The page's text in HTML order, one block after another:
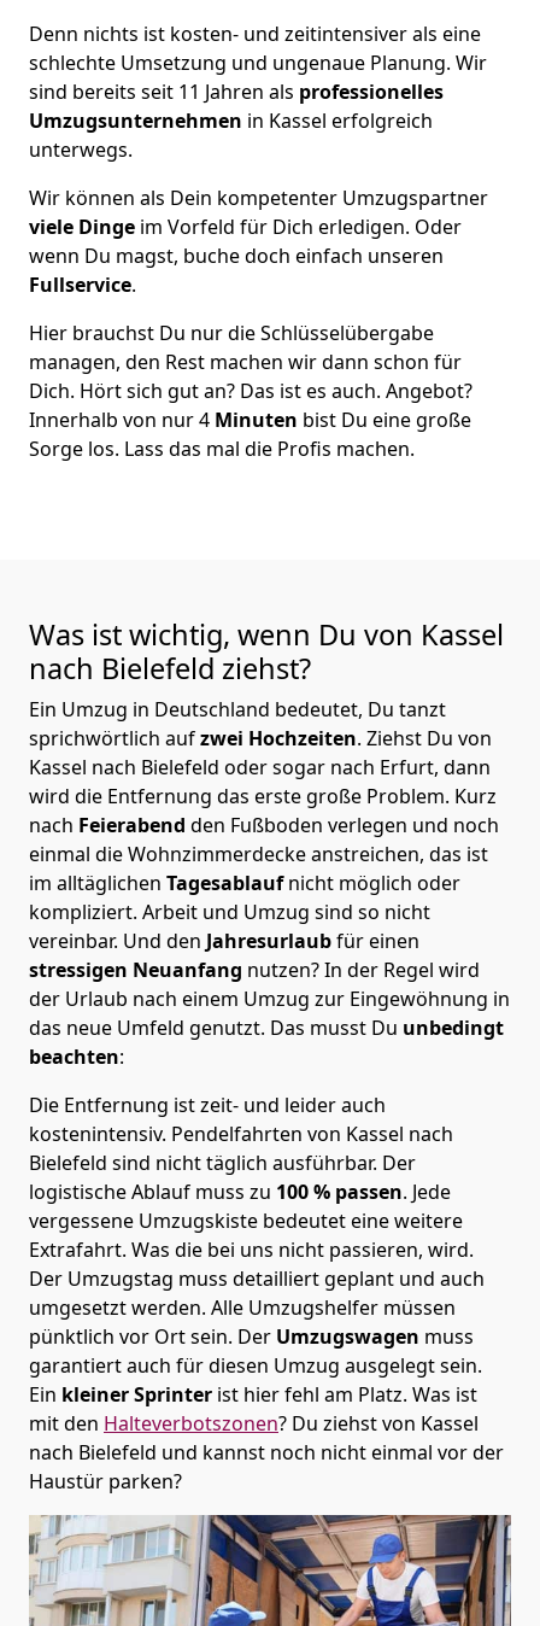
Denn nichts ist kosten- und zeitintensiver als eine
schlechte Umsetzung und ungenaue Planung. Wir
sind bereits seit 11 Jahren als professionelles
Umzugsunternehmen in Kassel erfolgreich
unterwegs.
Wir können als Dein kompetenter Umzugspartner
viele Dinge im Vorfeld für Dich erledigen. Oder
wenn Du magst, buche doch einfach unseren
Fullservice.
Hier brauchst Du nur die Schlüsselübergabe
managen, den Rest machen wir dann schon für
Dich. Hört sich gut an? Das ist es auch. Angebot?
Innerhalb von nur 4 Minuten bist Du eine große
Sorge los. Lass das mal die Profis machen.
Was ist wichtig, wenn Du von Kassel
nach Bielefeld ziehst?
Ein Umzug in Deutschland bedeutet, Du tanzt
sprichwörtlich aufzwei Hochzeiten. Ziehst Du von
Kassel nach Bielefeld oder sogar nach Erfurt, dann
wird die Entfernung das erste große Problem. Kurz
nach Feierabend den Fußboden verlegen und noch
einmal die Wohnzimmerdecke anstreichen, das ist
im alltäglichen Tagesablaufnicht möglich oder
kompliziert. Arbeit und Umzug sind so nicht
vereinbar. Und den Jahresurlaubfür einen
stressigen Neuanfang nutzen? In der Regel wird
der Urlaub nach einem Umzug zur Eingewöhnung in
das neue Umfeld genutzt. Das musst Du unbedingt
beachten:
Die Entfernung ist zeit- und leider auch
kostenintensiv. Pendelfahrten von Kassel nach
Bielefeld sind nicht täglich ausführbar. Der
logistische Ablauf muss zu 100 % passen. Jede
vergessene Umzugskiste bedeutet eine weitere
Extrafahrt. Was die bei uns nicht passieren, wird.
Der Umzugstag muss detailliert geplant und auch
umgesetzt werden. Alle Umzugshelfer müssen
pünktlich vor Ort sein. Der Umzugswagen muss
garantiert auch für diesen Umzug ausgelegt sein.
Ein kleiner Sprinter ist hier fehl am Platz. Was ist
mit den Halteverbotszonen? Du ziehst von Kassel
nach Bielefeld und kannst noch nicht einmal vor der
Haustür parken?